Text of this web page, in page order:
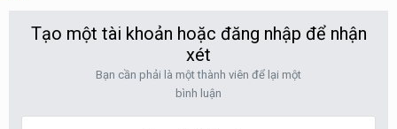
Tạo một tài khoản hoặc đăng nhập để nhận
xét
Bạn cần phải là một thành viên để lại một
bình luận